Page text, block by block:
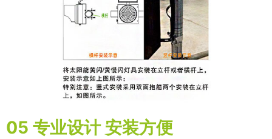
05 专业设计 安装方便